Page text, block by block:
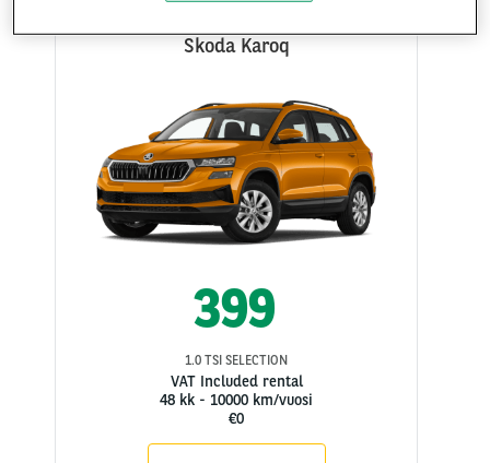
Skoda Karoq
399
1.0 TSI SELECTION
VAT Included rental
48 kk - 10000 km/vuosi
€0